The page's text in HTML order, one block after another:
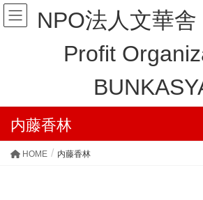
NPO法人文華
Profit
内藤香林
HOME 内藤香林